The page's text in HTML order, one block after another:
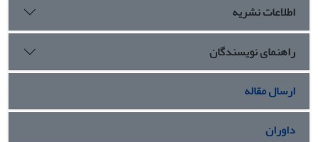
اطلاعات نشریه
راهنمای نویسندگان
ارسال مقاله
داوران